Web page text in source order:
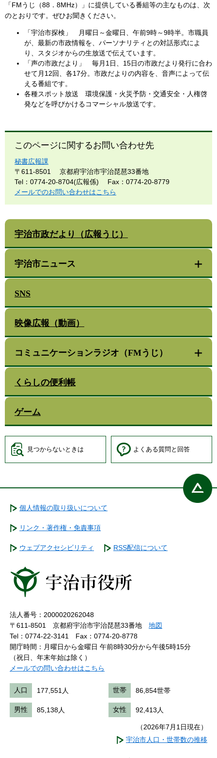
「FMうじ（88．8MHz）」に提供している番組等の主なものは、次
のとおりです。ぜひお聞きください。
「宇治市探検」 月曜日～金曜日、午前9時～9時半。市職員
が、最新の市政情報を、パーソナリティとの対話形式によ
り、スタジオからの生放送で伝えています。
「声の市政だより」 毎月1日、15日の市政だより発行に合わ
せて月12回、各17分。市政だよりの内容を、音声によって伝
える番組です。
各種スポット放送 環境保護・火災予防・交通安全・人権啓
発などを呼びかけるコマーシャル放送です。
このページに関するお問い合わせ先
秘書広報課
〒611-8501
京都府宇治市宇治琵琶33番地
Tel：0774-20-8704(広報係)
Fax：0774-20-8779
メールでのお問い合わせはこちら
宇治市政だより（広報うじ）
宇治市ニュース
SNS
映像広報（動画）
コミュニケーションラジオ（FMうじ）
くらしの便利帳
ゲーム
見つからないときは よくある質問と回答
個人情報の取り扱いについて
リンク・著作権・免責事項
ウェブアクセシビリティ RSS配信について
法人番号：2000020262048
〒611-8501 京都府宇治市宇治琵琶33番地 地図
Tel：0774-22-3141
Fax：0774-20-8778
開庁時間：月曜日から金曜日 午前8時30分から午後5時15分
（祝日、年末年始は除く）
メールでの問い合わせはこちら
人口 177,551人 世帯 86,854世帯
男性 85,138人 女性 92,413人
（2026年7月1日現在）
宇治市人口・世帯数の推移